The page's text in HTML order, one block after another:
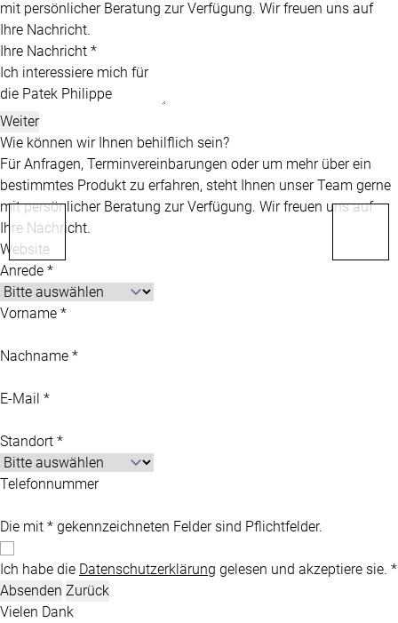
mit persönlicher Beratung zur Verfügung. Wir freuen uns auf
Ihre Nachricht.
Ihre Nachricht *
Weiter
Wie können wir Ihnen behilflich sein?
Für Anfragen, Terminvereinbarungen oder um mehr über ein
bestimmtes Produkt zu erfahren, steht Ihnen unser Team gerne
mit persönlicher Beratung zur Verfügung. Wir freuen uns auf
Ihre Nachricht.
Website
Anrede *
Vorname *
Nachname *
E-Mail *
Standort *
Telefonnummer
Die mit * gekennzeichneten Felder sind Pflichtfelder.
Ich habe die Datenschutzerklärung gelesen und akzeptiere sie. *
Absenden Zurück
Vielen Dank